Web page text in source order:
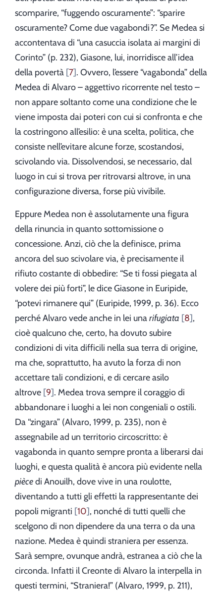
scomparire, “fuggendo oscuramente”: “sparire
oscuramente? Come due vagabondi?”. Se Medea si
accontentava di “una casuccia isolata ai margini di
Corinto” (p. 232), Giasone, lui, inorridisce all’idea
della povertà 7 . Ovvero, l’essere “vagabonda” della
Medea di Alvaro – aggettivo ricorrente nel testo –
non appare soltanto come una condizione che le
viene imposta dai poteri con cui si confronta e che
la costringono all’esilio: è una scelta, politica, che
consiste nell’evitare alcune forze, scostandosi,
scivolando via. Dissolvendosi, se necessario, dal
luogo in cui si trova per ritrovarsi altrove, in una
configurazione diversa, forse più vivibile.
Eppure Medea non è assolutamente una figura
della rinuncia in quanto sottomissione o
concessione. Anzi, ciò che la definisce, prima
ancora del suo scivolare via, è precisamente il
rifiuto costante di obbedire: “Se ti fossi piegata al
volere dei più forti”, le dice Giasone in Euripide,
“potevi rimanere qui” (Euripide, 1999, p. 36). Ecco
perché Alvaro vede anche in lei unarifugiata 8 ,
cioè qualcuno che, certo, ha dovuto subire
condizioni di vita difficili nella sua terra di origine,
ma che, soprattutto, ha avuto la forza di non
accettare tali condizioni, e di cercare asilo
altrove 9 . Medea trova sempre il coraggio di
abbandonare i luoghi a lei non congeniali o ostili.
Da “zingara” (Alvaro, 1999, p. 235), non è
assegnabile ad un territorio circoscritto: è
vagabonda in quanto sempre pronta a liberarsi dai
luoghi, e questa qualità è ancora più evidente nella
piècedi Anouilh, dove vive in una roulotte,
diventando a tutti gli effetti la rappresentante dei
popoli migranti 10 , nonché di tutti quelli che
scelgono di non dipendere da una terra o da una
nazione. Medea è quindi straniera per essenza.
Sarà sempre, ovunque andrà, estranea a ciò che la
circonda. Infatti il Creonte di Alvaro la interpella in
questi termini, “Straniera!” (Alvaro, 1999, p. 211),